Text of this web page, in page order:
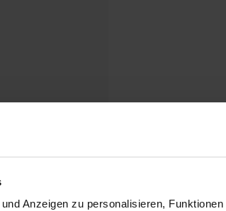
Anzeigen zu personalisieren,